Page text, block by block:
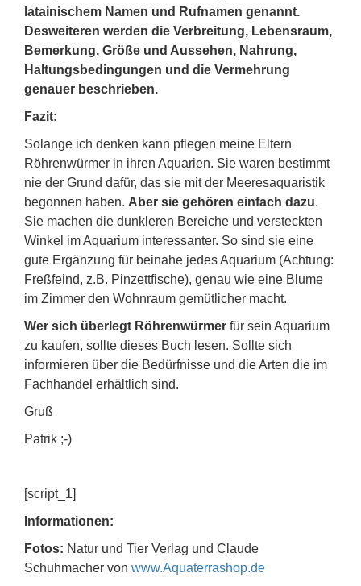
latainischem Namen und Rufnamen genannt.
Desweiteren werden die Verbreitung, Lebensraum,
Bemerkung, Größe und Aussehen, Nahrung,
Haltungsbedingungen und die Vermehrung
genauer beschrieben.
Fazit:
Solange ich denken kann pflegen meine Eltern
Röhrenwürmer in ihren Aquarien. Sie waren bestimmt
nie der Grund dafür, das sie mit der Meeresaquaristik
begonnen haben. Aber sie gehören einfach dazu.
Sie machen die dunkleren Bereiche und versteckten
Winkel im Aquarium interessanter. So sind sie eine
gute Ergänzung für beinahe jedes Aquarium (Achtung:
Freßfeind, z.B. Pinzettfische), genau wie eine Blume
im Zimmer den Wohnraum gemütlicher macht.
Wer sich überlegt Röhrenwürmer für sein Aquarium
zu kaufen, sollte dieses Buch lesen. Sollte sich
informieren über die Bedürfnisse und die Arten die im
Fachhandel erhältlich sind.
Gruß
Patrik ;-)
[script_1]
Informationen:
Fotos: Natur und Tier Verlag und Claude
Schuhmacher von www.Aquaterrashop.de